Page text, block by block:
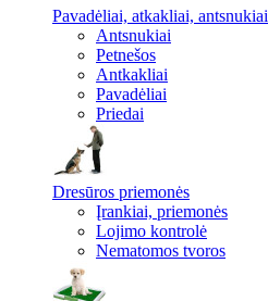
Pavadėliai, atkakliai, antsnukiai
Antsnukiai
Petnešos
Antkakliai
Pavadėliai
Priedai
Dresūros priemonės
Įrankiai, priemonės
Lojimo kontrolė
Nematomos tvoros